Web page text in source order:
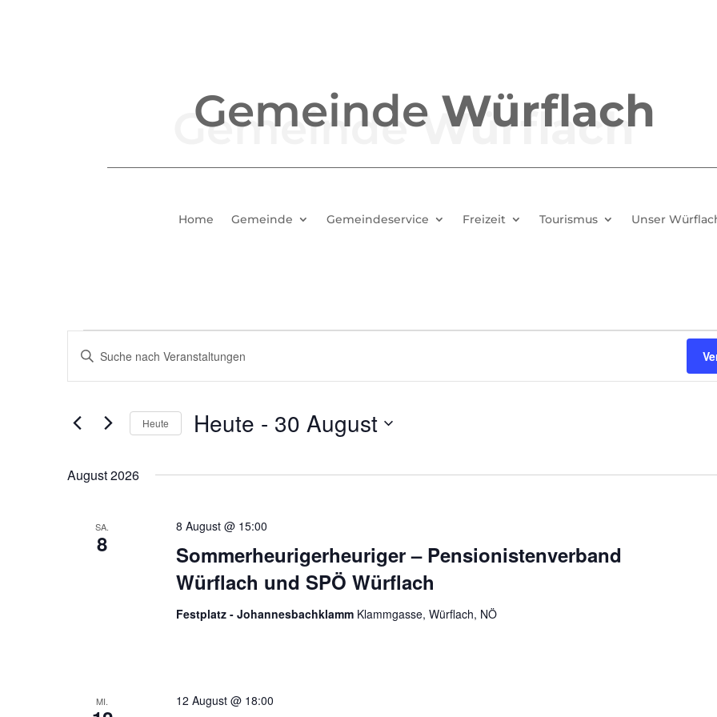
Gemeinde Würflach
Home Gemeinde Gemeindeservice Freizeit Tourismus Unser
Veranstaltungen
Veranstaltungen
Suche
und
Navigation
Bitte
eingeben.
nach
Heute Heute - 30 August
August 2026
SA.
8
Sommerheurigerheuriger – Pensionistenverband
Würflach und SPÖ Würflach
8 August @ 15:00
Festplatz - Johannesbachklamm Klammgasse, Würflach, NÖ
MI. 12 August @ 18:00